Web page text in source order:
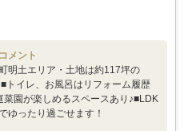
メント
明土エリア・土地は約117坪の
トイレ、お風呂はリフォーム履歴
菜園が楽しめるスペースあり♪■LDK
ゆったり過ごせます！